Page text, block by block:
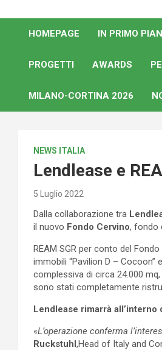
By Internews
internazionale
HOMEPAGE
IN PRIMO
PROGETTI AWARDS
MILANO-CORTINA 2026
NEWS ITALIA
Lendlease e
5 Luglio 2022
Dalla collaborazione tra
il nuovo Fondo Cervino, fondo
REAM SGR per conto del
immobili “Pavilion D – Cocoon”
complessiva di circa 24.000
sono stati completamente
Lendlease rimarrà
«L’operazione conferma
Ruckstuhl,Head of Italy and